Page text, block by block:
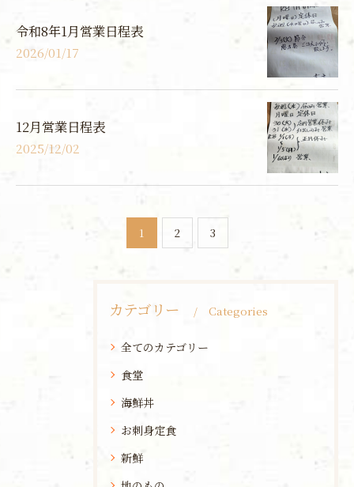
令和8年1月営業日程表
2026/01/17
12月営業日程表
2025/12/02
1 2 3
カテゴリー Categories
全てのカテゴリー
食堂
海鮮丼
お刺身定食
新鮮